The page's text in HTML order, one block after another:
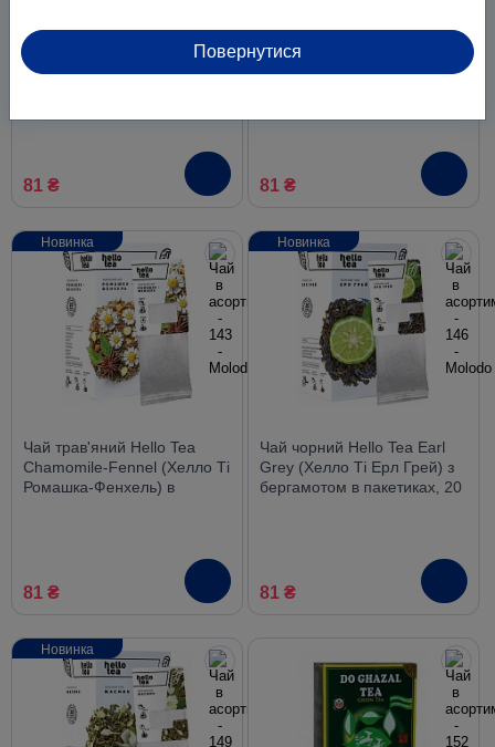
Чай зелений Hello Tea
Green Mint (Хелло Ті
Зелена М'ята) з м'ятою та
81 ₴
Tea Masala (Хелло Ті
Масала) зі спеціями в
81 ₴
Чай трав'яний Hello Tea
Chamomile-Fennel (Хелло Ті
Ромашка-Фенхель) в
81 ₴
Новинка
Чай чорний Hello Tea Earl
Grey (Хелло Ті Ерл Грей) з
бергамотом в пакетиках, 20
81 ₴
Новинка
Новинка
Повернутися